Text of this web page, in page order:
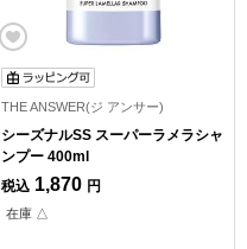
THE ANSWER(ジ アンサー)
シーズナルSS スーパーラメラシャ
ンプー 400ml
税込 1,870 円
在庫 △